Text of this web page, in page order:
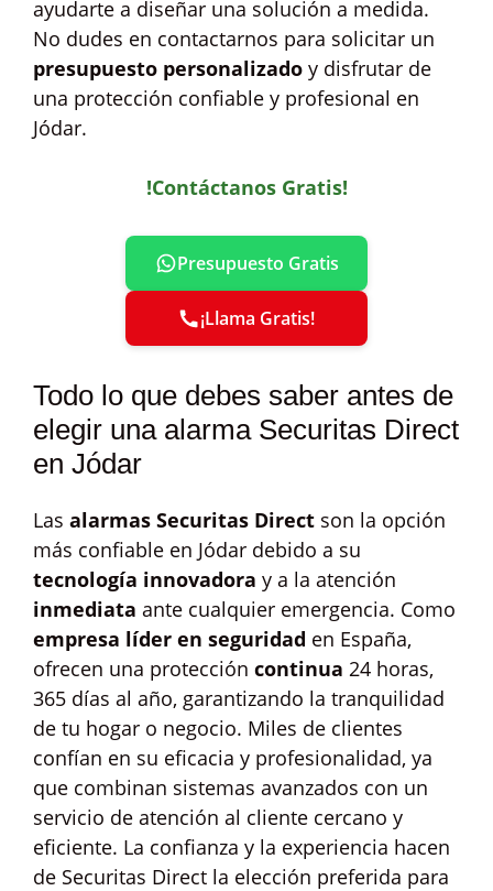
ayudarte a diseñar una solución a medida.
No dudes en contactarnos para solicitar un
presupuesto personalizado y disfrutar de
una protección confiable y profesional en
Jódar.
!Contáctanos Gratis!
Presupuesto Gratis
¡Llama Gratis!
Todo lo que debes saber antes de
elegir una alarma Securitas Direct
en Jódar
Las alarmas Securitas Direct son la opción
más confiable en Jódar debido a su
tecnología innovadora y a la atención
inmediata ante cualquier emergencia. Como
empresa líder en seguridad en España,
ofrecen una protección continua 24 horas,
365 días al año, garantizando la tranquilidad
de tu hogar o negocio. Miles de clientes
confían en su eficacia y profesionalidad, ya
que combinan sistemas avanzados con un
servicio de atención al cliente cercano y
eficiente. La confianza y la experiencia hacen
de Securitas Direct la elección preferida para